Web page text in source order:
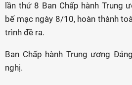
lần thứ 8 Ban Chấp hành Trung
bế mạc ngày 8/10, hoàn thành
trình đề ra.
Ban Chấp hành Trung ương
nghị.